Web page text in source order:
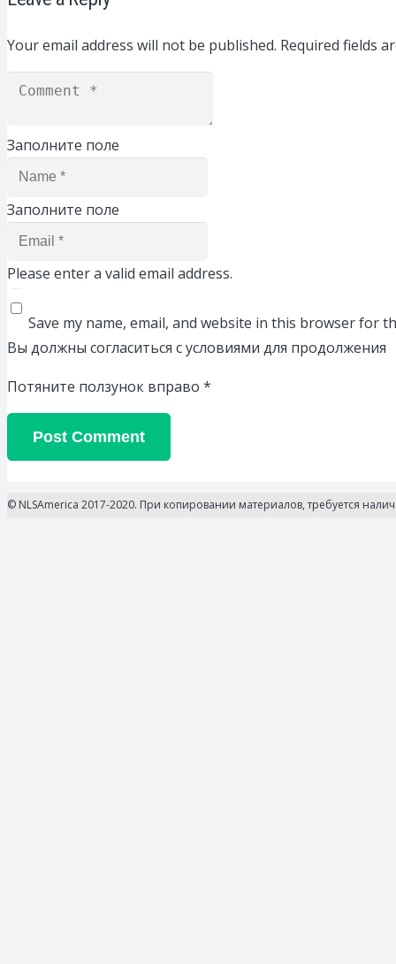
Your email address will not be published. Required fields
Заполните поле
Заполните поле
Please enter a valid email address.
Save my name, email, and website in this browser for
Вы должны согласиться с условиями для продолжения
Потяните ползунок вправо *
Post Comment
© NLSAmerica 2017-2020. При копировании материалов, требуется